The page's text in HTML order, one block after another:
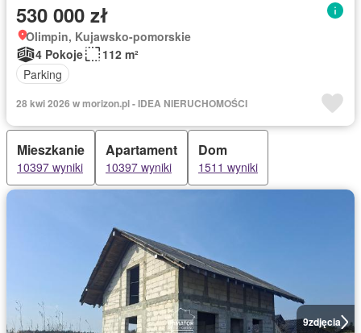
530 000 zł
Olimpin, Kujawsko-pomorskie
4 Pokoje
112 m²
Parking
28 kwi 2026 w morizon.pl - IDEA NIERUCHOMOŚCI
Mieszkanie
10397 wyniki
Apartament
10397 wyniki
Dom
1511 wyniki
9zdjęcia